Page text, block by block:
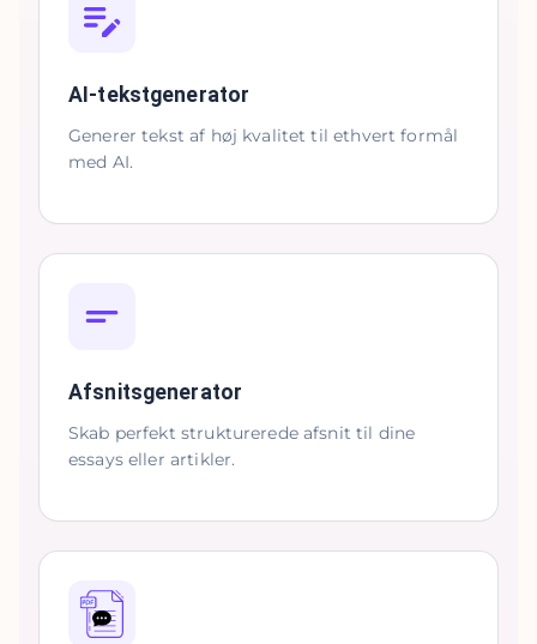
AI-tekstgenerator
Generer tekst af høj kvalitet til ethvert formål
med AI.
Afsnitsgenerator
Skab perfekt strukturerede afsnit til dine
essays eller artikler.